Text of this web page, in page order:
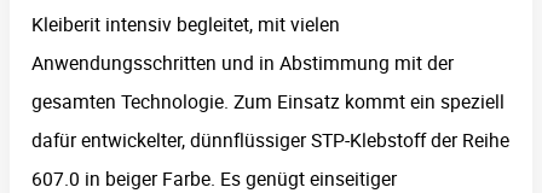
Kleiberit intensiv begleitet, mit vielen
Anwendungsschritten und in Abstimmung mit der
gesamten Technologie. Zum Einsatz kommt ein speziell
dafür entwickelter, dünnflüssiger STP-Klebstoff der Reihe
607.0 in beiger Farbe. Es genügt einseitiger